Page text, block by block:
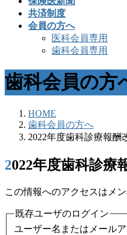
共済制度
会員の方へ
医科会員専用
歯科会員専用
歯科会員の方
HOME
歯科会員の方へ
2022年度歯科診療報酬
2022年度歯科診療
この情報へのアクセスはメ
既存ユーザのログイン
ユーザー名またはメール